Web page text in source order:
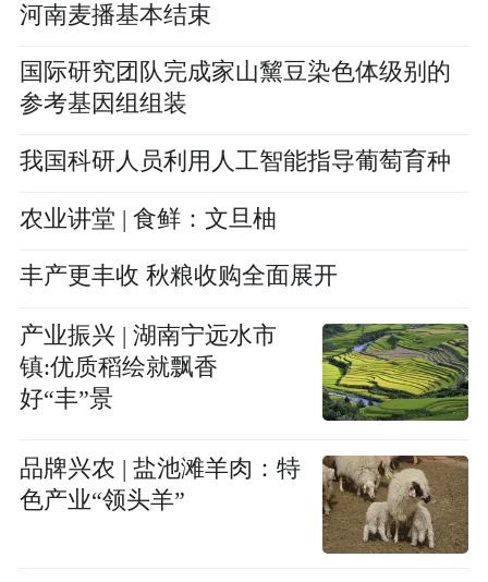
河南麦播基本结束
国际研究团队完成家山黧豆染色体级别的
参考基因组组装
我国科研人员利用人工智能指导葡萄育种
农业讲堂 | 食鲜：文旦柚
丰产更丰收 秋粮收购全面展开
产业振兴 | 湖南宁远水市
镇:优质稻绘就飘香
好“丰”景
品牌兴农 | 盐池滩羊肉：特
色产业“领头羊”